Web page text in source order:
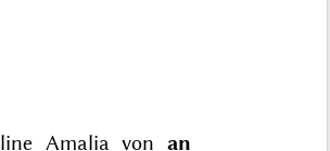
Amalia von an